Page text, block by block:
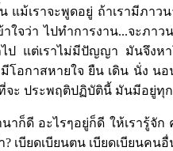
แม้เราจะพูดอยู่ ถ้าเรามีภาว
ใจว่า ไปทำการงาน...จะภา
ป แต่เราไม่มีปัญญา มันจึงห
โอกาสหายใจ ยืน เดิน นั่ง น
จะ ประพฤติปฏิบัตินี้ มันมีอยู่ทุ
นาก็ดี อะไรๆอยู่ก็ดี ให้เรารู้จั
เบียดเบียนตน เบียดเบียนคน